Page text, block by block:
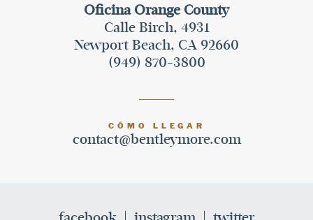
Oficina Orange County
Calle Birch, 4931
Newport Beach, CA 92660
(949) 870-3800
CÓMO LLEGAR
contact@bentleymore.com